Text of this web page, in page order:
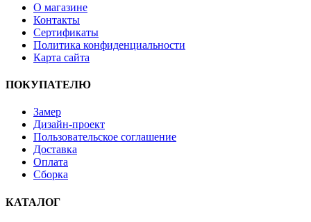
О магазине
Контакты
Сертификаты
Политика конфиденциальности
Карта сайта
ПОКУПАТЕЛЮ
Замер
Дизайн-проект
Пользовательское соглашение
Доставка
Оплата
Сборка
КАТАЛОГ